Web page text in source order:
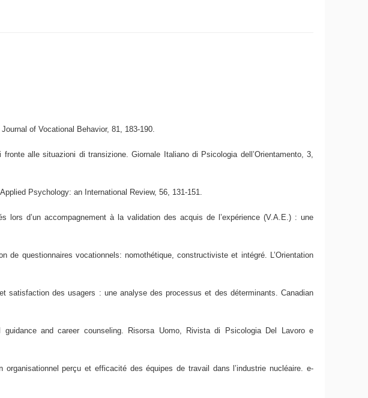
of Vocational Behavior, 81, 183-190.
alle situazioni di transizione. Giornale Italiano di Psicologia dell’Orientamento, 3,
Psychology: an International Review, 56, 131-151.
d’un accompagnement à la validation des acquis de l’expérience (V.A.E.) : une
questionnaires vocationnels: nomothétique, constructiviste et intégré. L’Orientation
des usagers : une analyse des processus et des déterminants. Canadian
and career counseling. Risorsa Uomo, Rivista di Psicologia Del Lavoro e
perçu et efficacité des équipes de travail dans l’industrie nucléaire. e-